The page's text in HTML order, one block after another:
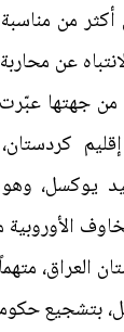
من مناسبة
عن
من جهتها
يوكسل،
العراق،
بتشجيع